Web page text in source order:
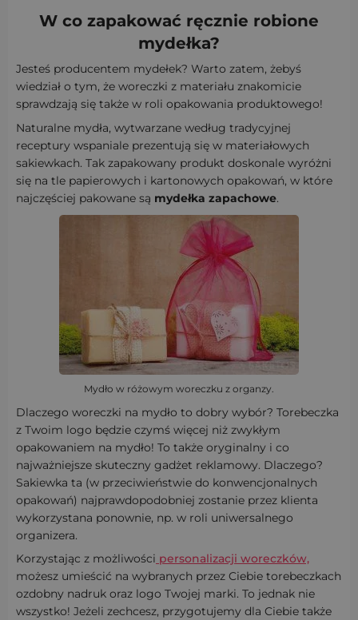
W co zapakować ręcznie robione
mydełka?
Jesteś producentem mydełek? Warto zatem, żebyś
wiedział o tym, że woreczki z materiału znakomicie
sprawdzają się także w roli opakowania produktowego!
Naturalne mydła, wytwarzane według tradycyjnej
receptury wspaniale prezentują się w materiałowych
sakiewkach. Tak zapakowany produkt doskonale wyróżni
się na tle papierowych i kartonowych opakowań, w które
najczęściej pakowane są mydełka zapachowe.
Mydło w różowym woreczku z organzy.
Dlaczego woreczki na mydło to dobry wybór? Torebeczka
z Twoim logo będzie czymś więcej niż zwykłym
opakowaniem na mydło! To także oryginalny i co
najważniejsze skuteczny gadżet reklamowy. Dlaczego?
Sakiewka ta (w przeciwieństwie do konwencjonalnych
opakowań) najprawdopodobniej zostanie przez klienta
wykorzystana ponownie, np. w roli uniwersalnego
organizera.
Korzystając z możliwości personalizacji woreczków,
możesz umieścić na wybranych przez Ciebie torebeczkach
ozdobny nadruk oraz logo Twojej marki. To jednak nie
wszystko! Jeżeli zechcesz, przygotujemy dla Ciebie także